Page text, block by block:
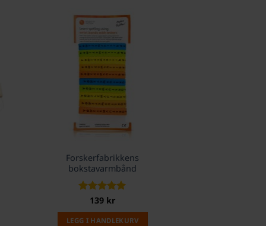
Forskerfabrikkens
bokstavarmbånd
Vurdert5
139 kr
LEGG I HANDLEKURV